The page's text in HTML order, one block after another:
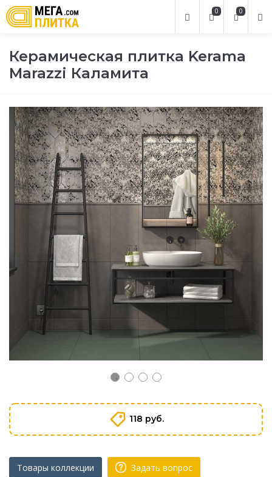
0
0
Керамическая плитка Kerama
Marazzi Каламита
118 руб.
Товары коллекции Задать вопрос